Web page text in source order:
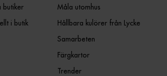
butiker
i butik
Måla utomhus
Hållbara kulörer från Lycke
Samarbeten
Färgkartor
Trender